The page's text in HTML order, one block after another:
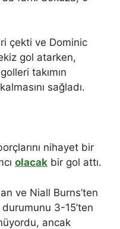
çekti ve Dominic
gol atarken,
takımın
sağladı.
nihayet bir
olacak bir gol attı.
ve Niall Burns’ten
3-15’ten
ancak